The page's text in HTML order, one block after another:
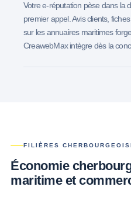
Votre e-réputation pèse dans la
premier appel. Avis clients,
sur les annuaires maritimes
CreawebMax intègre dès la
FILIÈRES
Économie
maritime et